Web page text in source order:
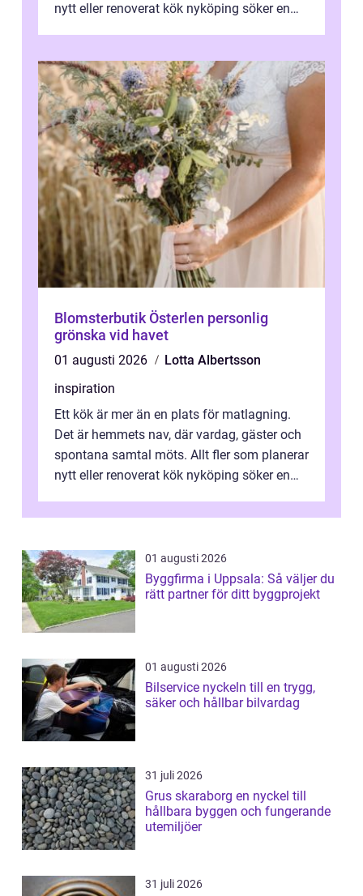
nytt eller renoverat kök nyköping söker en
Blomsterbutik Österlen personlig
grönska vid havet
01 augusti 2026
Lotta Albertsson
inspiration
Ett kök är mer än en plats för matlagning.
Det är hemmets nav, där vardag, gäster och
spontana samtal möts. Allt fler som planerar
nytt eller renoverat kök nyköping söker en
01 augusti 2026
Byggfirma i Uppsala: Så väljer du
rätt partner för ditt byggprojekt
01 augusti 2026
Bilservice nyckeln till en trygg,
säker och hållbar bilvardag
31 juli 2026
Grus skaraborg en nyckel till
hållbara byggen och fungerande
utemiljöer
31 juli 2026